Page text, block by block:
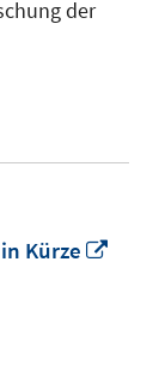
der
Kürze